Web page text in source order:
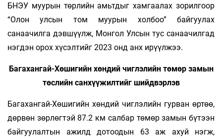
БНЭУ муурын төрлийн амьтдыг хамгаалах зорилгоор
“Олон улсын том муурын холбоо” байгуулах
санаачилга дэвшүүлж, Монгол Улсын тус санаачилгад
нэгдэн орох хүсэлтийг 2023 онд анх ирүүлжээ.
Багахангай-Хөшигийн хөндий чиглэлийн төмөр замын
төслийн санхүүжилтийг шийдвэрлэв
Багахангай-Хөшигийн хөндий чиглэлийн гурван өртөө,
дөрвөн зөрлөгтэй 87.2 км салбар төмөр замын бүтээн
байгуулалтын ажилд дотоодын 63 аж ахуй нэгж,